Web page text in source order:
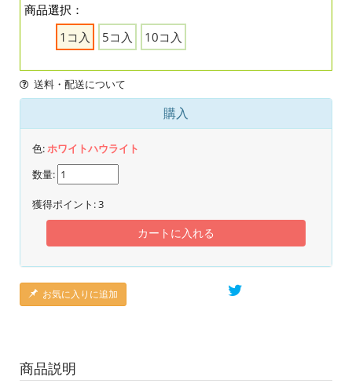
商品選択：
1コ入
5コ入 10コ入
送料・配送について
購入
色:ホワイトハウライト
数量:
獲得ポイント:3
カートに入れる
お気に入りに追加
商品説明